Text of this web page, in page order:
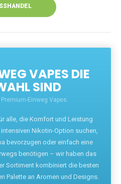
VAPES DIE
SIND
Einweg Vapes.
alle, die Komfort und Leistung
Nikotin-Option suchen,
bevorzugen oder einfach eine
benötigen – wir haben das
Sortiment kombiniert die besten
Palette an Aromen und Designs.